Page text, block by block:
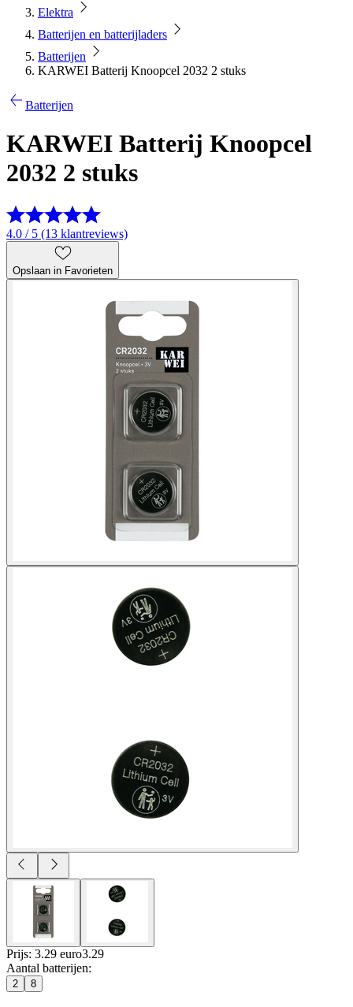
Elektra
Batterijen en batterijladers
Batterijen
KARWEI Batterij Knoopcel 2032 2 stuks
Batterijen
KARWEI Batterij Knoopcel
2032 2 stuks
4.0 / 5 (13 klantreviews)
Opslaan in Favorieten
Prijs: 3.29 euro3.29
Aantal batterijen:
2 8